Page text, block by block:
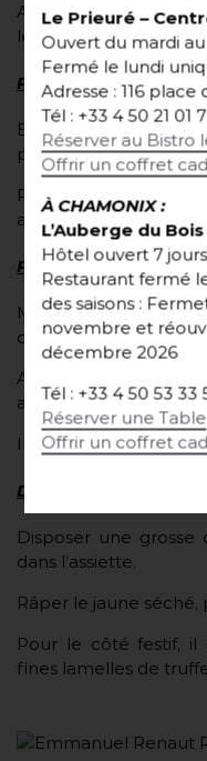
Astuce : faire sécher
les jaunes.
Préparation du chou
Eplucher les choux
puis cuire à l’eau salée.
Pendant la
assaisonner et hacher
Préparation du
Mettre à chauffer la
de légumes et le
Ajouter le chou
avec un peu de
Incorporer les
Dressage
Disposer une
dans l’assiette.
Râper le jaune séché,
Pour le côté festif, il
fines lamelles de
Le Prieuré–
Ouvert du mardi
Fermé le lundi
Adresse : 116 place
Tél : +33 4 50 21 01
Réserver au Bistro
Offrir un coffret
À CHAMONIX :
L’Auberge du
Hôtel ouvert 7
Restaurant fermé
des saisons :
novembre et
décembre 2026
Tél : +33 4 50 53 33
Réserver une Table
Offrir un coffret